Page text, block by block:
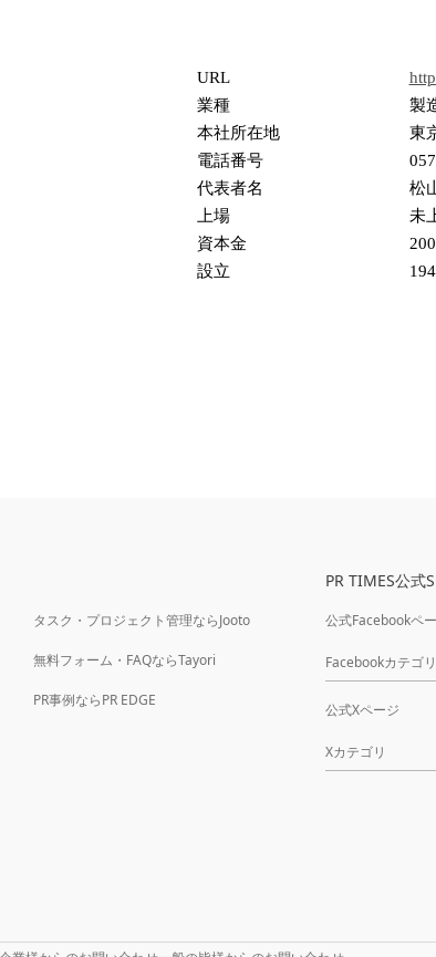
URL
業種
製
本社所在地
東
電話番号
代表者名
松
上場
未
資本金
設立
タスク・プロジェクト管理ならJooto
無料フォーム・FAQならTayori
PR事例ならPR EDGE
PR TIMES公式
公式Facebookペ
Facebookカテゴリ
公式Xページ
Xカテゴリ